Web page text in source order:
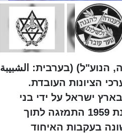
(בערבית: الشبيبة
הציונות העובדת.
יסודותיה בתנועת הנוער העובד, שהוקמה ב-17 באוקטובר 1924 בארץ ישראל על ידי בני
נוער עובדים שהתאגדו על מנת להגן על עבודתם וזכויותיהם. בשנת 1959 התמזגה לתוך
בעקבות האיחוד